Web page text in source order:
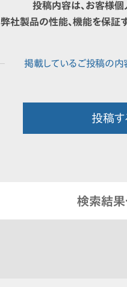
投稿内容は、お客様個
弊社製品の性能、機能を保証
投稿す
検索結